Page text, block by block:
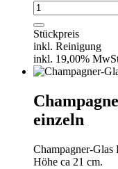
Prosecco-/Weinglas
einzeln
Menge
Stückpreis
inkl. Reinigung
inkl. 19,00%
einzeln
Champagner-
Höhe ca 21 cm.